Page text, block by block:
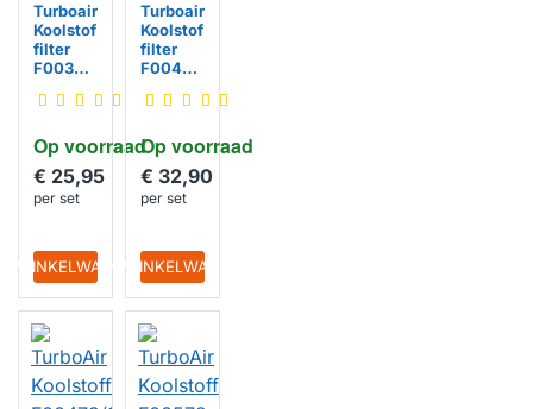
Op voorraad
Turboair
Koolstof
filter
F00366
€ 25,95
per set
WINKELWAGEN
Op voorraad
Turboair
Koolstof
filter
F00428
St.)
€ 32,90
per set
IN WINKELWAGEN